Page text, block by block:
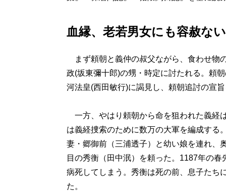
血縁、老若男女にも容赦ない
まず頼朝と義仲の叔父ながら、食わせ物
政(坂東彌十郎)の甥・時定に討たれる。頼
河法皇(西田敏行)に謁見し、頼朝追討の宣
一方、やはり頼朝から命を狙われた義経
は義経捜索のために数万の大軍を編成する
妻・郷御前（三浦透子）と幼い娘を連れ、
目の秀衡（田中泯）を頼った。1187年の
病死してしまう。秀衡は死の前、息子たち
た。